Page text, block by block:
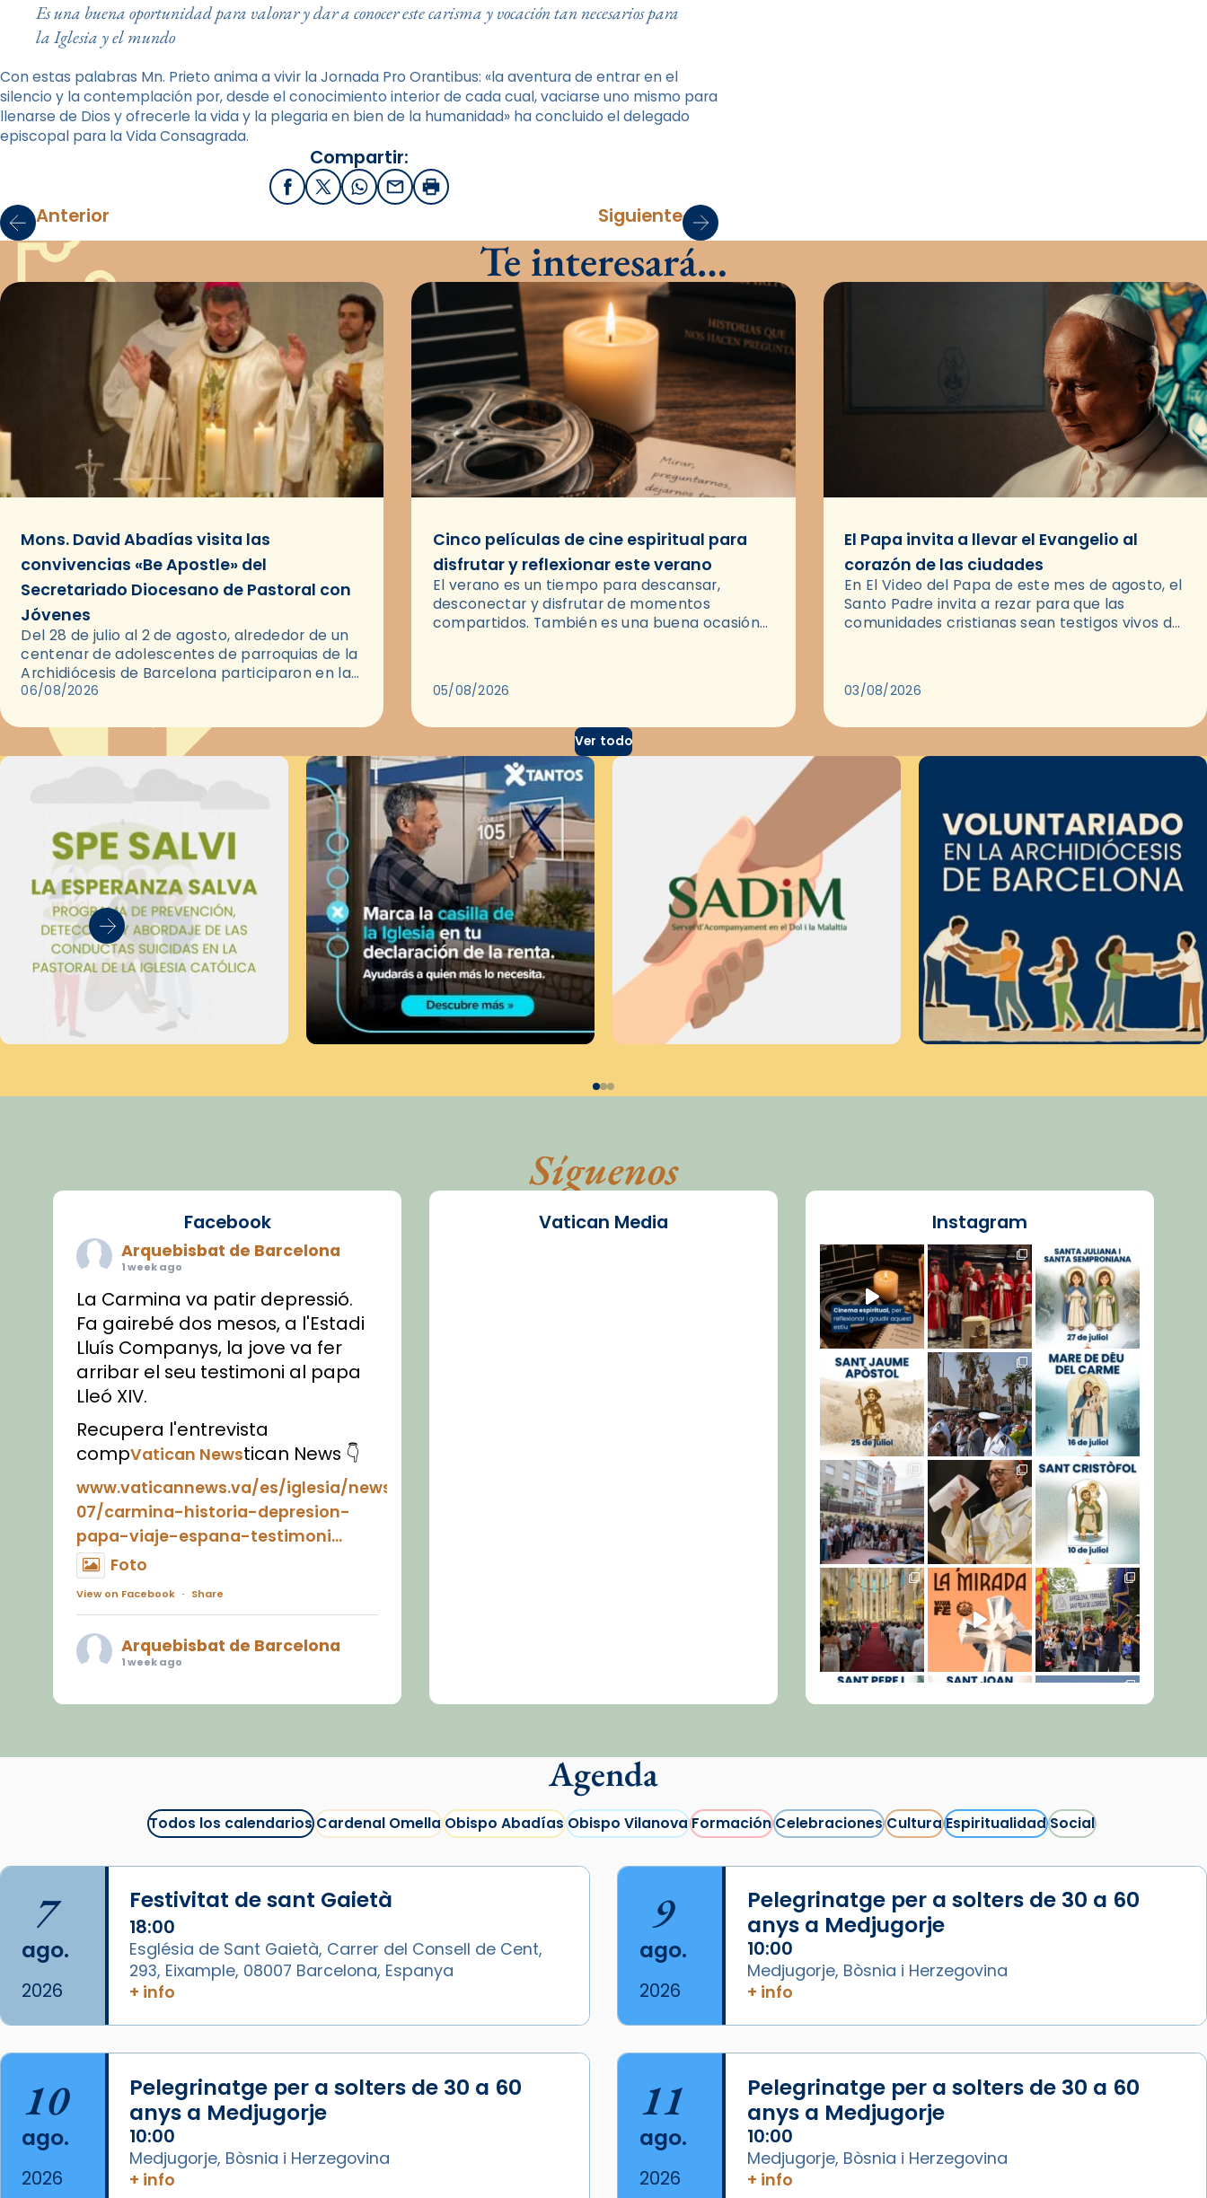
Es una buena oportunidad para valorar y dar a conocer este carisma y vocación tan necesarios para
la Iglesia y el mundo
Con estas palabras Mn. Prieto anima a vivir la Jornada Pro Orantibus: «la aventura de entrar en el
silencio y la contemplación por, desde el conocimiento interior de cada cual, vaciarse uno mismo para
llenarse de Dios y ofrecerle la vida y la plegaria en bien de la humanidad» ha concluido el delegado
episcopal para la Vida Consagrada.
Compartir:
FacebookX / Twitter
WhatsApp
EmailImprimir
Anterior Siguiente
Te interesará…
Mons. David Abadías visita las
convivencias «Be Apostle» del
Secretariado Diocesano de Pastoral con
Jóvenes
Del 28 de julio al 2 de agosto, alrededor de un
centenar de adolescentes de parroquias de la
Archidiócesis de Barcelona participaron en las
convivencias Be Apostle, organizadas por el
06/08/2026
Cinco películas de cine espiritual para
disfrutar y reflexionar este verano
El verano es un tiempo para descansar,
desconectar y disfrutar de momentos
compartidos. También es una buena ocasión
05/08/2026
El Papa invita a llevar el Evangelio al
corazón de las ciudades
En El Video del Papa de este mes de agosto, el
Santo Padre invita a rezar para que las
comunidades cristianas sean testigos vivos del
03/08/2026
Ver todo
Síguenos
Facebook
Arquebisbat de Barcelona
1 week ago
La Carmina va patir depressió.
Fa gairebé dos mesos, a l'Estadi
Lluís Companys, la jove va fer
arribar el seu testimoni al papa
Lleó XIV.
Recupera l'entrevista
compVatican Newstican News 👇
www.vaticannews.va/es/iglesia/news/2026-
07/carmina-historia-depresion-
papa-viaje-espana-testimoni...
Foto
View on Facebook · Share
Arquebisbat de Barcelona
1 week ago
juliol la missa de Les Santes de
📸 J. Merino
Foto
View on Facebook · Share
Arquebisbat de Barcelonais at
1 week ago
Aquest dilluns, 27 de juliol, ha
tingut lloc la missa d’acció de
gràcies en agraïment al comitè
organitzador de la visita
apostòlica del Sant Pare Lleó XIV
Vatican Media Instagram
Cargar más...
Agenda
Todos los calendariosCardenal OmellaObispo AbadíasObispo VilanovaFormaciónCelebracionesCulturaEspiritualidadSocial
7
ago.
2026
Festivitat de sant Gaietà
18:00
Església de Sant Gaietà, Carrer del Consell de Cent,
293, Eixample, 08007 Barcelona, Espanya
+ info
9
ago.
2026
Pelegrinatge per a solters de 30 a 60
anys a Medjugorje
10:00
Medjugorje, Bòsnia i Herzegovina
+ info
10
ago.
2026
Pelegrinatge per a solters de 30 a 60
anys a Medjugorje
10:00
Medjugorje, Bòsnia i Herzegovina
+ info
11
ago.
2026
Pelegrinatge per a solters de 30 a 60
anys a Medjugorje
10:00
Medjugorje, Bòsnia i Herzegovina
+ info